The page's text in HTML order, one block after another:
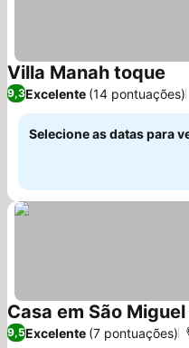
Villa Manah toque
9,3Excelente (14 pontuações)
Selecione as datas para
Casa em São
9,5Excelente (7 pontuações)